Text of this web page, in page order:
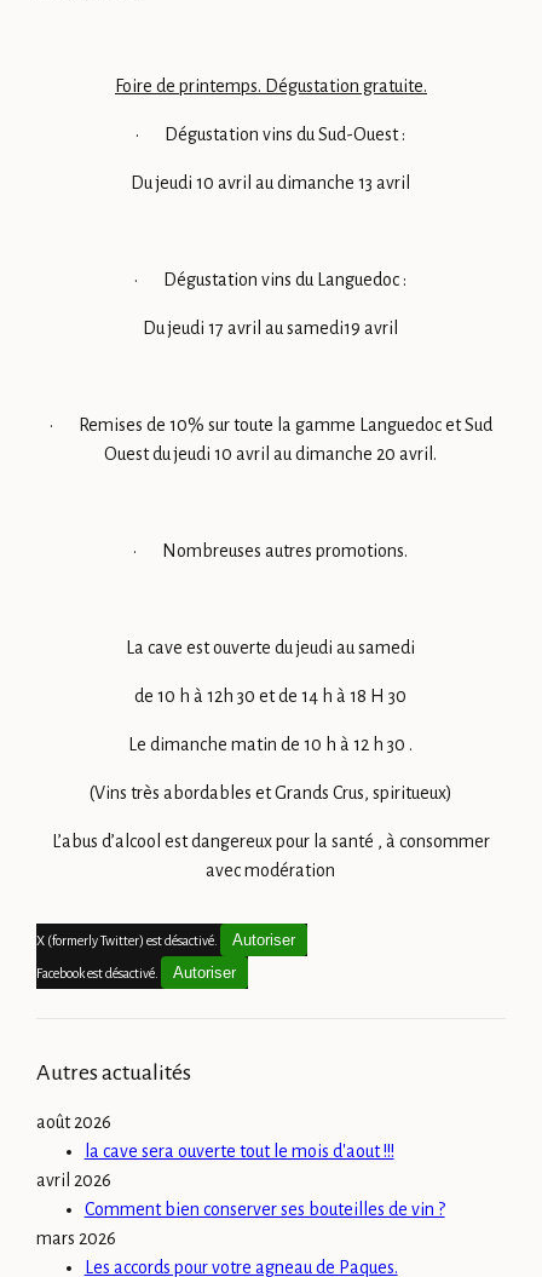
Foire de printemps. Dégustation gratuite.
· Dégustation vins du Sud-Ouest :
Du jeudi 10 avril au dimanche 13 avril
· Dégustation vins du Languedoc :
Du jeudi 17 avril au samedi19 avril
· Remises de 10% sur toute la gamme Languedoc et Sud
Ouest du jeudi 10 avril au dimanche 20 avril.
· Nombreuses autres promotions.
La cave est ouverte du jeudi au samedi
de 10 h à 12h 30 et de 14 h à 18 H 30
Le dimanche matin de 10 h à 12 h 30 .
(Vins très abordables et Grands Crus, spiritueux)
L’abus d’alcool est dangereux pour la santé , à consommer
avec modération
X (formerly Twitter) est désactivé. Autoriser
Facebook est désactivé. Autoriser
Autres actualités
août 2026
la cave sera ouverte tout le mois d'aout !!!
avril 2026
Comment bien conserver ses bouteilles de vin ?
mars 2026
Les accords pour votre agneau de Paques.